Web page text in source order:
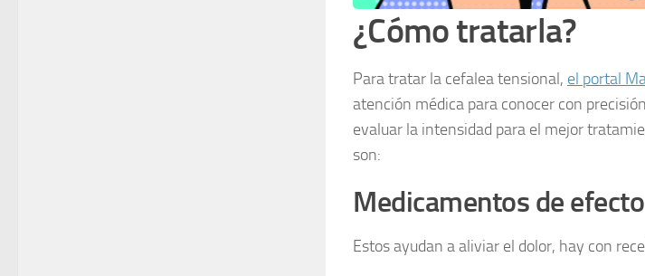
¿Cómo tratarla?
Para tratar la cefalea tensional, el portal
atención médica para conocer con
evaluar la intensidad para el mejor
son:
Medicamentos de
Estos ayudan a aliviar el dolor, hay con